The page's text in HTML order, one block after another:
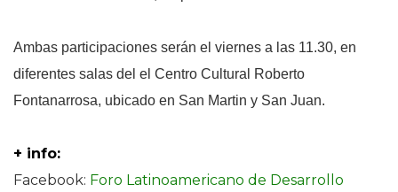
Ambas participaciones serán el viernes a las 11.30, en
diferentes salas del el Centro Cultural Roberto
Fontanarrosa, ubicado en San Martin y San Juan.
+ info:
Facebook: Foro Latinoamericano de Desarrollo